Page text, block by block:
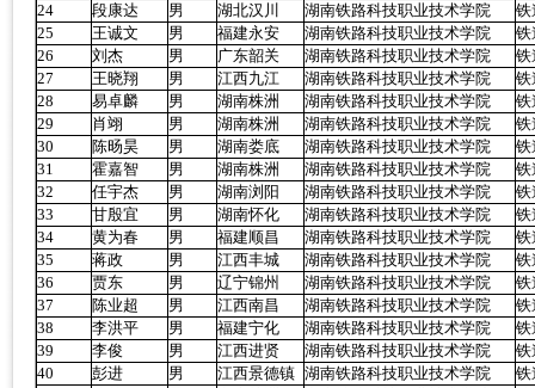
24
段康达 男 湖北汉川 湖南铁路科技职业技术学院
铁
25
王诚文 男 福建永安 湖南铁路科技职业技术学院
铁
26
刘杰 男 广东韶关 湖南铁路科技职业技术学院
铁
27
王晓翔 男 江西九江 湖南铁路科技职业技术学院
铁
28
易卓麟 男 湖南株洲 湖南铁路科技职业技术学院
铁
29
肖翊 男 湖南株洲 湖南铁路科技职业技术学院
铁
30
陈旸昊 男 湖南娄底 湖南铁路科技职业技术学院
铁
31
霍嘉智 男 湖南株洲 湖南铁路科技职业技术学院
铁
32
任宇杰 男 湖南浏阳 湖南铁路科技职业技术学院
铁
33
甘殷宜 男 湖南怀化 湖南铁路科技职业技术学院
铁
34
黄为春 男 福建顺昌 湖南铁路科技职业技术学院
铁
35
蒋政 男 江西丰城 湖南铁路科技职业技术学院
铁
36
贾东 男 辽宁锦州 湖南铁路科技职业技术学院
铁
37
陈业超 男 江西南昌 湖南铁路科技职业技术学院
铁
38
李洪平 男 福建宁化 湖南铁路科技职业技术学院
铁
39
李俊 男 江西进贤 湖南铁路科技职业技术学院
铁
40
彭进 男 江西景德镇 湖南铁路科技职业技术学院
铁